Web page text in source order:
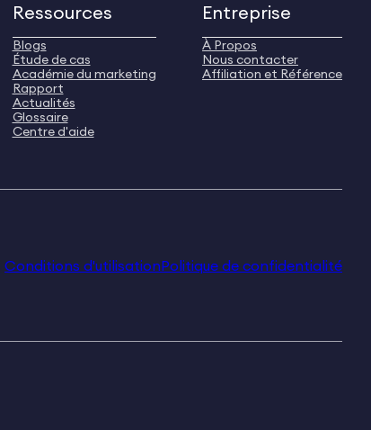
Ressources
Blogs
Étude de cas
Académie du marketing
Rapport
Actualités
Glossaire
Centre d'aide
Entreprise
À Propos
Nous contacter
Affiliation et Référence
Conditions d'utilisationPolitique de confidentialité